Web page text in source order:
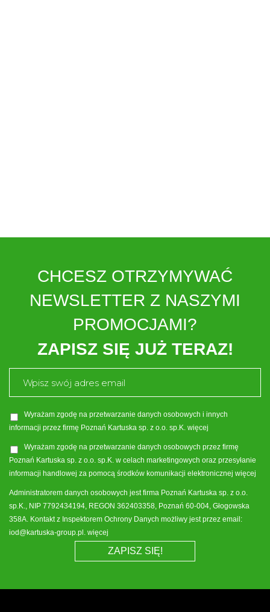
CHCESZ OTRZYMYWAĆ
NEWSLETTER Z NASZYMI
PROMOCJAMI?
ZAPISZ SIĘ JUŻ TERAZ!
Wyrażam zgodę na przetwarzanie danych osobowych i innych
informacji przez firmę Poznań Kartuska sp. z o.o. sp.K.
Wyrażam zgodę na przetwarzanie danych osobowych przez firmę
Poznań Kartuska sp. z o.o. sp.K. w celach marketingowych oraz przesyłanie
informacji handlowej za pomocą środków komunikacji elektronicznej
Administratorem danych osobowych jest firma Poznań Kartuska sp. z o.o.
sp.K., NIP 7792434194, REGON 362403358, Poznań 60-004, Głogowska
358A. Kontakt z Inspektorem Ochrony Danych możliwy jest przez email:
iod@kartuska-group.pl.